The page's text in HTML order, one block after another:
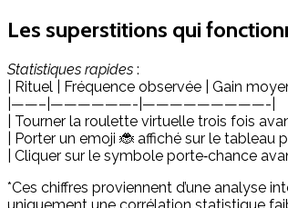
Les superstitions qui
Statistiques rapides :
| Rituel | Fréquence observée | Gain
|——–|——————-|—————————-|
| Tourner la roulette virtuelle trois fois
| Porter un emoji 🐞 affiché sur le tableau
| Cliquer sur le symbole porte‑chance
*Ces chiffres proviennent d’une analyse